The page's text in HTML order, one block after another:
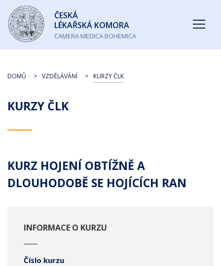
Česká
lékařská
komora
ČESKÁ
LÉKAŘSKÁ KOMORA
CAMERA MEDICA BOHEMICA
KURZY ČLK
DOMŮ VZDĚLÁVÁNÍ KURZY ČLK
KURZ HOJENÍ OBTÍŽNĚ A
DLOUHODOBĚ SE HOJÍCÍCH RAN
INFORMACE O KURZU
Číslo kurzu